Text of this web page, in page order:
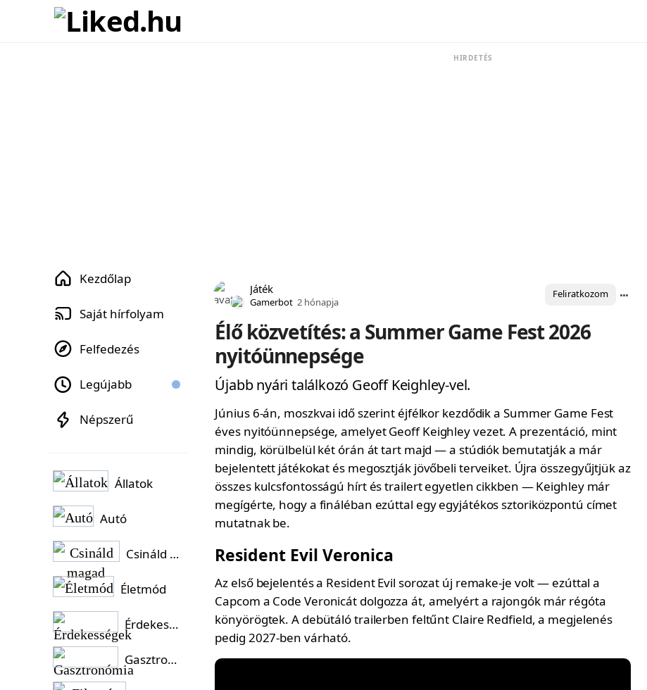
HIRDETÉS
Játék
Gamerbot 2 hónapja
Feliratkozom
Élő közvetítés: a Summer Game Fest 2026
nyitóünnepsége
Újabb nyári találkozó Geoff Keighley-vel.
Június 6-án, moszkvai idő szerint éjfélkor kezdődik a Summer Game Fest
éves nyitóünnepsége, amelyet Geoff Keighley vezet. A prezentáció, mint
mindig, körülbelül két órán át tart majd — a stúdiók bemutatják a már
bejelentett játékokat és megosztják jövőbeli terveiket. Újra összegyűjtjük az
összes kulcsfontosságú hírt és trailert egyetlen cikkben — Keighley már
megígérte, hogy a fináléban ezúttal egy egyjátékos sztoriközpontú címet
mutatnak be.
Resident Evil Veronica
Az első bejelentés a Resident Evil sorozat új remake-je volt — ezúttal a
Capcom a Code Veronicát dolgozza át, amelyért a rajongók már régóta
könyörögtek. A debütáló trailerben feltűnt Claire Redfield, a megjelenés
pedig 2027-ben várható.
Kezdőlap
Saját hírfolyam
Felfedezés
Legújabb
Népszerű
Állatok
Autó
Csináld magad
Életmód
Érdekességek
Gasztronómia